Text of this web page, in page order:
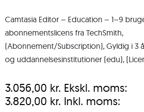
Camtasia Editor – Education – 1–9
abonnementslicens fra TechSmith,
(Abonnement/Subscription), Gyldig i 3
og uddannelsesinstitutioner (edu),
3.056,00 kr. Ekskl. moms:
3.820,00 kr. Inkl. moms: